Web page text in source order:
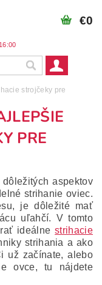
€0
strojčeky pre
PRE
aspektov
strihanie oviec.
je dôležité mať
uľahčí. V tomto
ideálnestrihacie
strihania a ako
už začínate, alebo
ovce, tu nájdete